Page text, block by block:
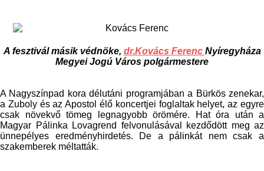
A fesztivál másik védnöke, dr.Kovács Ferenc Nyíregyháza
Megyei Jogú Város polgármestere
A Nagyszínpad kora délutáni programjában a Bürkös zenekar,
a Zuboly és az Apostol élő koncertjei foglaltak helyet, az egyre
csak növekvő tömeg legnagyobb örömére. Hat óra után a
Magyar Pálinka Lovagrend felvonulásával kezdődött meg az
ünnepélyes eredményhirdetés. De a pálinkát nem csak a
szakemberek méltatták.